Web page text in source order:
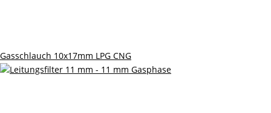
Gasschlauch 10x17mm LPG CNG